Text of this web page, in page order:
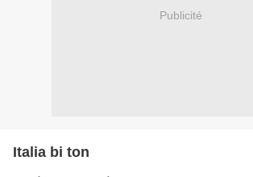
Publicité
Italia bi ton